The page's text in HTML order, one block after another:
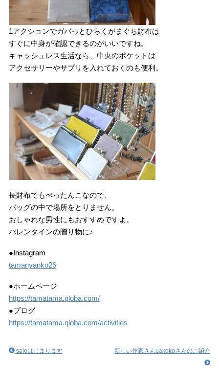
1アクションでガバっとひらくがまぐち財布は
すぐに中身が確認できるのがいいですね。
キャッシュレス生活なら、中央のポケットは
アクセサリーやサプリを入れておくのも便利。
長財布でもぺったんこなので、
バッグの中で場所をとりません。
おしゃれな男性にもおすすめですよ。
バレンタインの贈り物に♪
●Instagram
tamanyanko26
●ホームページ
https://tamatama.qloba.com/
●ブログ
https://tamatama.qloba.com/activities
新しい作家さんuakokoさんのご紹介
saleはじまります